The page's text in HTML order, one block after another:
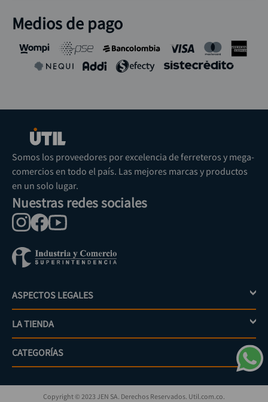
Medios de pago
Somos los proveedores por excelencia de ferreteros y mega-
comercios en todo el país. Las mejores marcas y productos
en un solo lugar.
Nuestras redes sociales
ASPECTOS LEGALES +
Política de tratamiento de datos personales
Términos y condiciones
LA TIENDA +
Mi cuenta
PQRs
CATEGORÍAS
Jardinería
Copyright © 2023 JEN SA. Derechos Reservados. Util.com.co.